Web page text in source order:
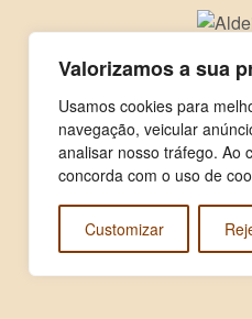
Valorizamos a sua
Usamos cookies para
navegação, veicular
analisar nosso tráfego. Ao
concorda com o uso de
Customizar